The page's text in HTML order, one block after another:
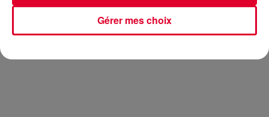
Gérer mes choix